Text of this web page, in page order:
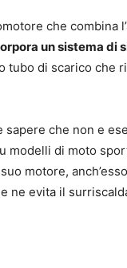
che combina
un sistema di
tubo di scarico che
sapere che non e
di moto
motore,
ne evita il